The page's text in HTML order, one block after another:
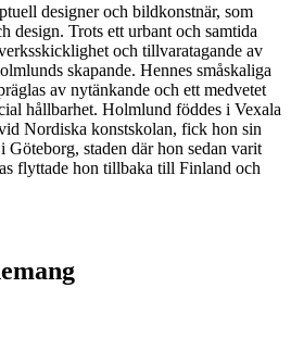
designer och bildkonstnär, som
design. Trots ett urbant och samtida
och tillvaratagande av
skapande. Hennes småskaliga
av nytänkande och ett medvetet
hållbarhet. Holmlund föddes i Vexala
Nordiska konstskolan, fick hon sin
staden där hon sedan varit
flyttade hon tillbaka till Finland och